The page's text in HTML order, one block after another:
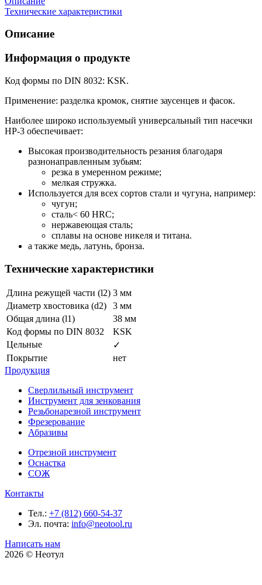
Технические характеристики
Описание
Информация о продукте
Код формы по DIN 8032: KSK.
Применение: разделка кромок, снятие заусенцев и фасок.
Наиболее широко используемый универсальный тип насечки
HP-3 обеспечивает:
Высокая производительность резания благодаря
разнонаправленным зубьям:
резка в умеренном режиме;
мелкая стружка.
Используется для всех сортов стали и чугуна, например:
чугун;
сталь< 60 HRC;
нержавеющая сталь;
сплавы на основе никеля и титана.
а также медь, латунь, бронза.
Технические характеристики
Длина режущей части (l2) 3 мм
Диаметр хвостовика (d2)
3 мм
Общая длина (l1)
38 мм
Код формы по DIN 8032
KSK
Цельные
✓
Покрытие
нет
Продукция
Сверлильный инструмент
Инструмент для зенкования
Резьбонарезной инструмент
Фрезерование
Абразивы
Отрезной инструмент
Оснастка
СОЖ
Контакты
Тел.: +7 (812) 660-54-37
Эл. почта: info@neotool.ru
Написать нам
2026 © Неотул